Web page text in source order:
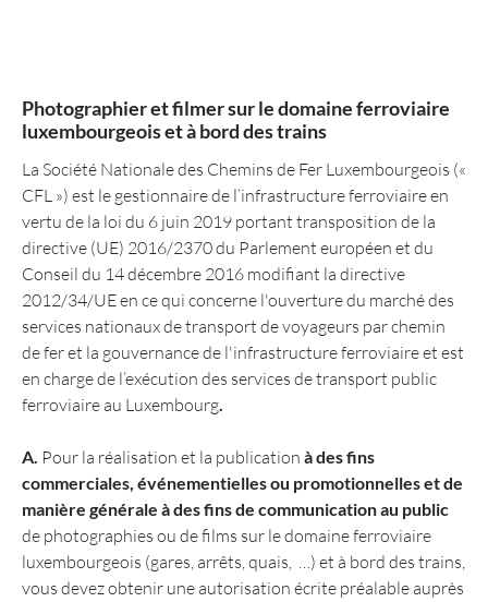
Photographier et filmer sur le domaine ferroviaire
luxembourgeois et à bord des trains
La Société Nationale des Chemins de Fer Luxembourgeois («
CFL ») est le gestionnaire de l’infrastructure ferroviaire en
vertu de la loi du 6 juin 2019 portant transposition de la
directive (UE) 2016/2370 du Parlement européen et du
Conseil du 14 décembre 2016 modifiant la directive
2012/34/UE en ce qui concerne l'ouverture du marché des
services nationaux de transport de voyageurs par chemin
de fer et la gouvernance de l'infrastructure ferroviaire et est
en charge de l’exécution des services de transport public
ferroviaire au Luxembourg.
A. Pour la réalisation et la publication à des fins
commerciales, événementielles ou promotionnelles et de
manière générale à des fins de communication au public
de photographies ou de films sur le domaine ferroviaire
luxembourgeois (gares, arrêts, quais, …) et à bord des trains,
vous devez obtenir une autorisation écrite préalable auprès